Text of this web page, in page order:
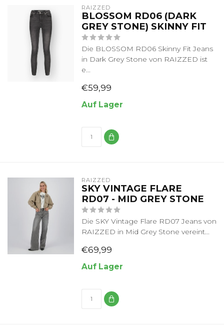
RAIZZED
BLOSSOM RD06 (DARK
GREY STONE) SKINNY FIT
Die BLOSSOM RD06 Skinny Fit Jeans
in Dark Grey Stone von RAIZZED ist
e...
€59,99
Auf Lager
RAIZZED
SKY VINTAGE FLARE
RD07 - MID GREY STONE
Die SKY Vintage Flare RD07 Jeans von
RAIZZED in Mid Grey Stone vereint...
€69,99
Auf Lager